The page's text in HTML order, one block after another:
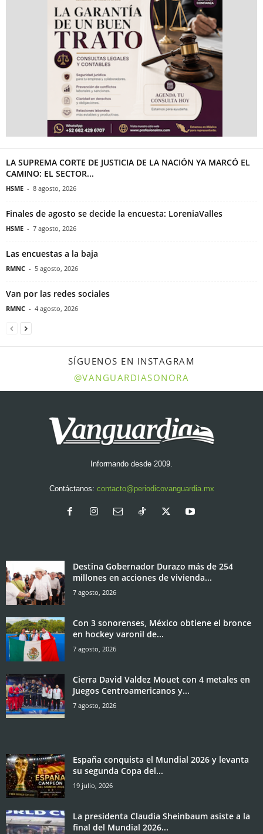
LA SUPREMA CORTE DE JUSTICIA DE LA NACIÓN YA MARCÓ EL
CAMINO: EL SECTOR...
HSME - 8 agosto, 2026
Finales de agosto se decide la encuesta: LoreniaValles
HSME - 7 agosto, 2026
Las encuestas a la baja
RMNC - 5 agosto, 2026
Van por las redes sociales
RMNC - 4 agosto, 2026
SÍGUENOS EN INSTAGRAM
@VANGUARDIASONORA
Informando desde 2009.
Contáctanos: contacto@periodicovanguardia.mx
Destina Gobernador Durazo más de 254
millones en acciones de vivienda...
7 agosto, 2026
Con 3 sonorenses, México obtiene el bronce
en hockey varonil de...
7 agosto, 2026
Cierra David Valdez Mouet con 4 metales en
Juegos Centroamericanos y...
7 agosto, 2026
España conquista el Mundial 2026 y levanta
su segunda Copa del...
19 julio, 2026
La presidenta Claudia Sheinbaum asiste a la
final del Mundial 2026...